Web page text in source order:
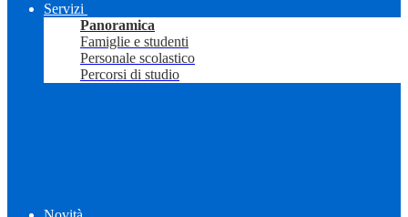
Servizi
Panoramica
Famiglie e studenti
Personale scolastico
Percorsi di studio